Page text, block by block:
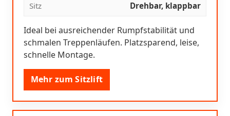
Sitz Drehbar, klappbar
Ideal bei ausreichender Rumpfstabilität und
schmalen Treppenläufen. Platzsparend, leise,
schnelle Montage.
Mehr zum Sitzlift